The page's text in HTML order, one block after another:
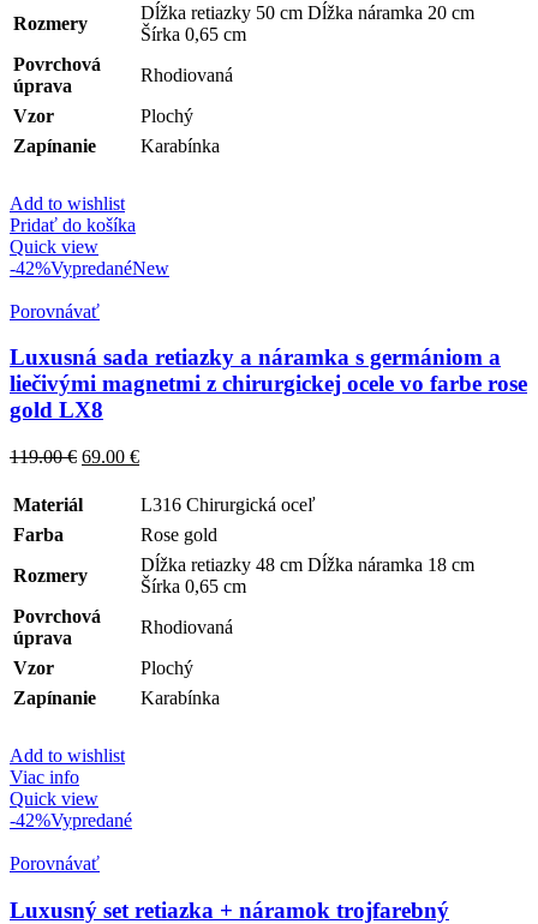
Rozmery
Dĺžka retiazky 50 cm Dĺžka náramka 20 cm
Šírka 0,65 cm
Povrchová
úprava
Rhodiovaná
Vzor
Plochý
Zapínanie
Karabínka
Add to wishlist
Pridať do košíka
Quick view
-42%VypredanéNew
Porovnávať
Luxusná sada retiazky a náramka s germániom a
liečivými magnetmi z chirurgickej ocele vo farbe rose
gold LX8
119.00€ 69.00 €
Materiál
L316 Chirurgická oceľ
Farba
Rose gold
Rozmery
Dĺžka retiazky 48 cm Dĺžka náramka 18 cm
Šírka 0,65 cm
Povrchová
úprava
Rhodiovaná
Vzor
Plochý
Zapínanie
Karabínka
Add to wishlist
Viac info
Quick view
-42%Vypredané
Porovnávať
Luxusný set retiazka + náramok trojfarebný